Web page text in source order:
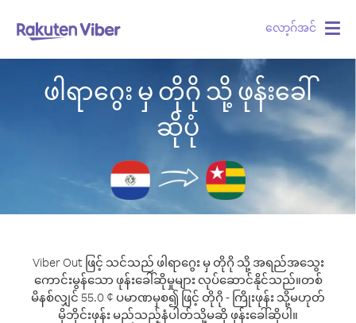
လော့ဂ်အင်
ဖါရာဂွေး မှ တိုဂို သို့ ဖုန်းခေါ်
ဆိုပုံ
Viber Out ဖြင့် သင်သည် ဖါရာဂွေး မှ တိုဂို သို့ အရည်အသွေး
ကောင်းမွန်သော ဖုန်းခေါ်ဆိုမှုများ လုပ်ဆောင်နိုင်သည်။တစ်
မိနစ်လျှင် 55.0 ¢ ပမာဏမှစ၍ ဖြင့် တိုဂို - ကြိုးဖုန်း သို့မဟုတ်
မိုဘိုင်းဖုန်း မည်သည့်နံပါတ်သို့မဆို ဖုန်းခေါ်ဆိုပါ။